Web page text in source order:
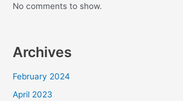
No comments to show.
Archives
February 2024
April 2023